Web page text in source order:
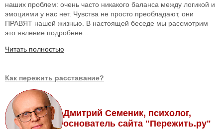
наших проблем: очень часто никакого баланса между логикой и
эмоциями у нас нет. Чувства не просто преобладают, они
ПРАВЯТ нашей жизнью. В настоящей беседе мы рассмотрим
это явление подробнее...
Читать полностью
Как пережить расставание?
Дмитрий Семеник, психолог,
основатель сайта "Пережить.ру"